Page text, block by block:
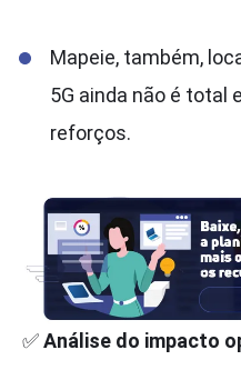
Mapeie, também,
5G ainda não é total
reforços.
✅Análise do impacto